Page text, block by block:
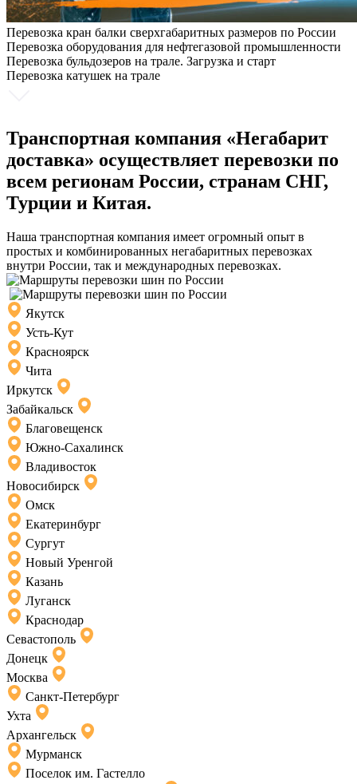
Перевозка кран балки сверхгабаритных размеров по России
Перевозка оборудования для нефтегазовой промышленности
Перевозка бульдозеров на трале. Загрузка и старт
Перевозка катушек на трале
Транспортная компания «Негабарит
доставка» осуществляет перевозки по
всем регионам России, странам СНГ,
Турции и Китая.
Наша транспортная компания имеет огромный опыт в
простых и комбинированных негабаритных перевозках
внутри России, так и международных перевозках.
Якутск
Усть-Кут
Красноярск
Чита
Иркутск
Забайкальск
Благовещенск
Южно-Сахалинск
Владивосток
Новосибирск
Омск
Екатеринбург
Сургут
Новый Уренгой
Казань
Луганск
Краснодар
Севастополь
Донецк
Москва
Санкт-Петербург
Ухта
Архангельск
Мурманск
Поселок им. Гастелло